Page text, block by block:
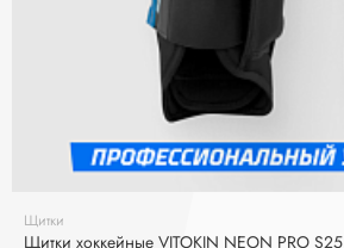
Щитки
Щитки хоккейные VITOKIN NEON PRO S25